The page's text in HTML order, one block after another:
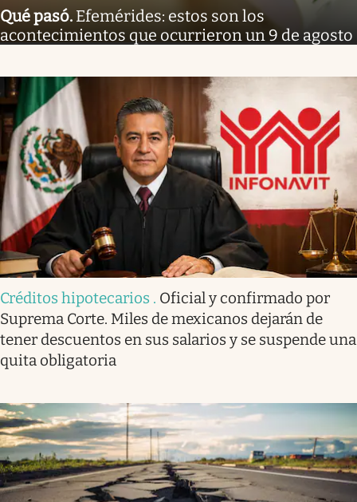
Qué pasó. Efemérides: estos son los
acontecimientos que ocurrieron un 9 de agosto
Créditos hipotecarios . Oficial y confirmado por
Suprema Corte. Miles de mexicanos dejarán de
tener descuentos en sus salarios y se suspende una
quita obligatoria